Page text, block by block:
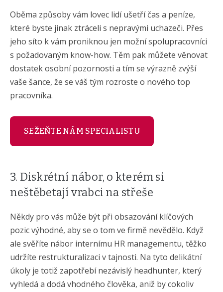
Oběma způsoby vám lovec lidí ušetří čas a peníze,
které byste jinak ztráceli s nepravými uchazeči. Přes
jeho síto k vám proniknou jen možní spolupracovníci
s požadovaným know-how. Těm pak můžete věnovat
dostatek osobní pozornosti a tím se výrazně zvýší
vaše šance, že se váš tým rozroste o nového top
pracovníka.
SEŽEŇTE NÁM SPECIALISTU
3. Diskrétní nábor, o kterém si
neštěbetají vrabci na střeše
Někdy pro vás může být při obsazování klíčových
pozic výhodné, aby se o tom ve firmě nevědělo. Když
ale svěříte nábor internímu HR managementu, těžko
udržíte restrukturalizaci v tajnosti. Na tyto delikátní
úkoly je totiž zapotřebí nezávislý headhunter, který
vyhledá a dodá vhodného člověka, aniž by cokoliv